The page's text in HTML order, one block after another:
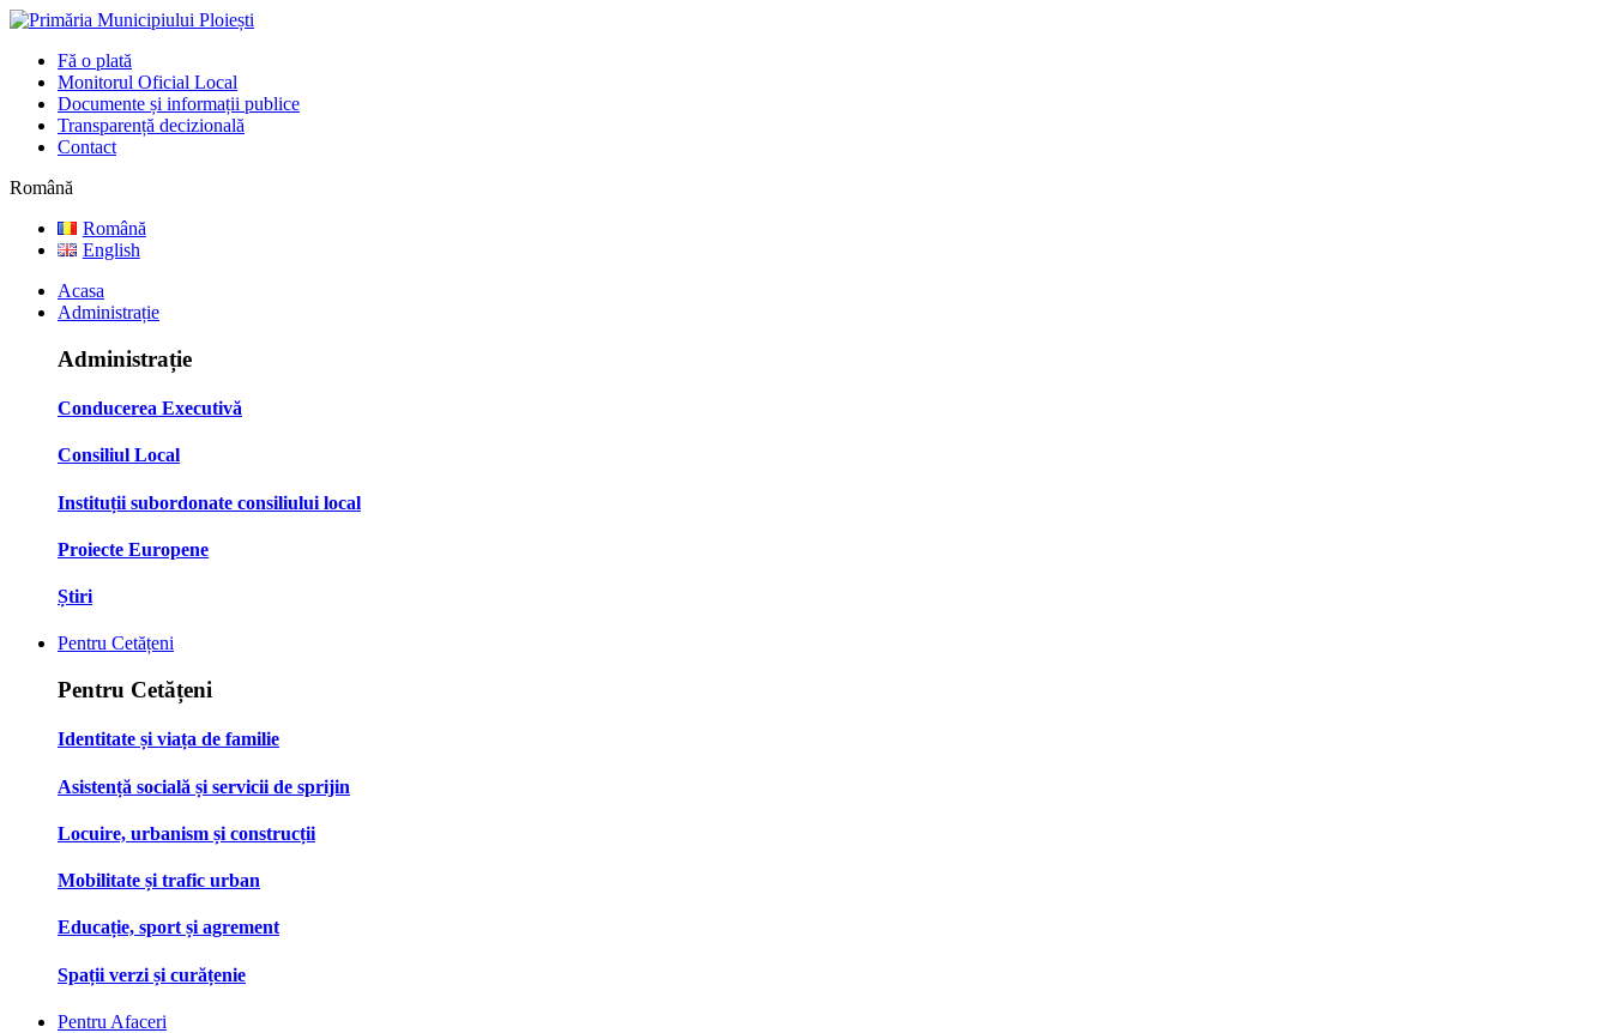
Fă o plată
Monitorul Oficial Local
Documente și informații publice
Transparență decizională
Contact
Română
Română
English
Acasa
Administrație
Administrație
Conducerea Executivă
Consiliul Local
Instituții subordonate consiliului local
Proiecte Europene
Știri
Pentru Cetățeni
Pentru Cetățeni
Identitate și viața de familie
Asistență socială și servicii de sprijin
Locuire, urbanism și construcții
Mobilitate și trafic urban
Educație, sport și agrement
Spații verzi și curățenie
Pentru Afaceri